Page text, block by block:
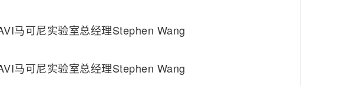
马可尼实验室总经理Stephen Wang
马可尼实验室总经理Stephen Wang